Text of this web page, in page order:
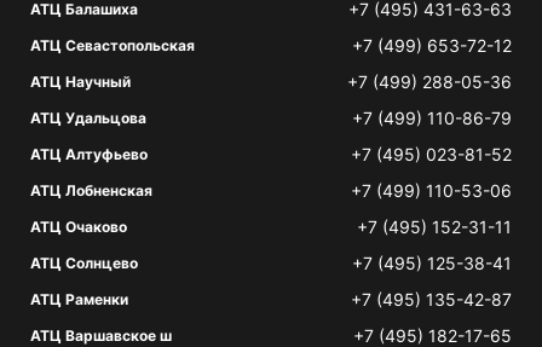
АТЦ Балашиха +7 (495) 431-63-63
АТЦ Севастопольская +7 (499) 653-72-12
АТЦ Научный +7 (499) 288-05-36
АТЦ Удальцова +7 (499) 110-86-79
АТЦ Алтуфьево +7 (495) 023-81-52
АТЦ Лобненская +7 (499) 110-53-06
АТЦ Очаково +7 (495) 152-31-11
АТЦ Солнцево +7 (495) 125-38-41
АТЦ Раменки +7 (495) 135-42-87
АТЦ Варшавское ш +7 (495) 182-17-65